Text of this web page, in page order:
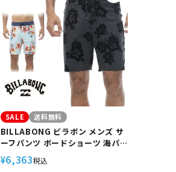
SALE 送料無料
BILLABONG ビラボン メンズ サ
ーフパンツ ボードショーツ 海パ
ン 海水パンツ 水着 水陸両用 サー
フ サーフィン 海水浴 BE011524
¥6,363税込